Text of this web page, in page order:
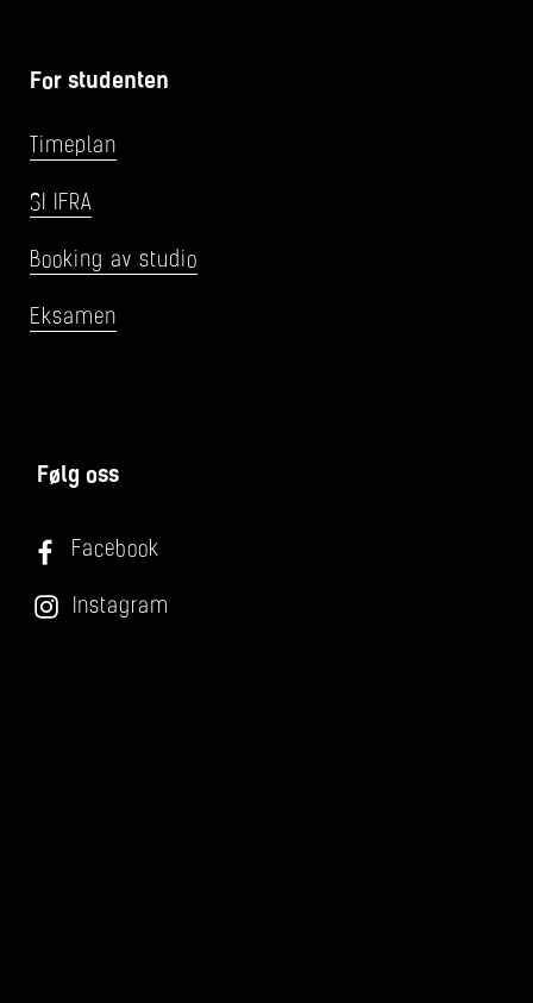
For studenten
Timeplan
SI IFRA
Booking av studio
Eksamen
Følg oss
Facebook
Instagram